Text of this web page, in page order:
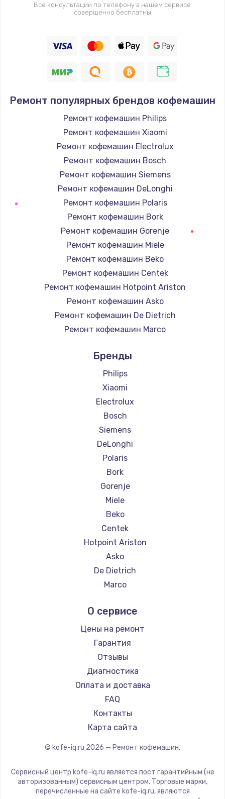
Все консультации по телефону в нашем сервисе
совершенно бесплатны
Ремонт популярных брендов кофемашин
Ремонт кофемашин Philips
Ремонт кофемашин Xiaomi
Ремонт кофемашин Electrolux
Ремонт кофемашин Bosch
Ремонт кофемашин Siemens
Ремонт кофемашин DeLonghi
Ремонт кофемашин Polaris
Ремонт кофемашин Bork
Ремонт кофемашин Gorenje
Ремонт кофемашин Miele
Ремонт кофемашин Beko
Ремонт кофемашин Centek
Ремонт кофемашин Hotpoint Ariston
Ремонт кофемашин Asko
Ремонт кофемашин De Dietrich
Ремонт кофемашин Marco
Ремонт кофемашин Jura
Ремонт кофемашин Olympia
Ремонт кофемашин Saeco
Ремонт кофемашин La Cimbali
Ремонт кофемашин WMF
Ремонт кофемашин Yamaguchi
Ремонт кофемашин Nivona
Ремонт кофемашин Astoria
Ремонт кофемашин JVC
Ремонт кофемашин Ariston
Ремонт кофемашин Grundig
Ремонт кофемашин ROCKET MOZZAFIATO
Ремонт кофемашин Vivitek
Ремонт кофемашин Thomson
Ремонт кофемашин Hisense
Ремонт кофемашин DELTA
Ремонт кофемашин Tefal
Ремонт кофемашин RED solution
Ремонт кофемашин Bravilor Bonamat
Ремонт кофемашин Vard
Ремонт кофемашин Tuvio
Ремонт кофемашин Carrera
Ремонт кофемашин Supra
Бренды
Philips
Xiaomi
Electrolux
Bosch
Siemens
DeLonghi
Polaris
Bork
Gorenje
Miele
Beko
Centek
Hotpoint Ariston
Asko
De Dietrich
Marco
Jura
Olympia
Saeco
La Cimbali
WMF
Yamaguchi
Nivona
Astoria
JVC
ROCKET MOZZAFIATO
Vivitek
Thomson
О сервисе
Цены на ремонт
Гарантия
Отзывы
Диагностика
Оплата и доставка
FAQ
Контакты
Карта сайта
© kofe-iq.ru 2026 — Ремонт кофемашин.
Сервисный центр kofe-iq.ru является пост гарантийным (не
авторизованным) сервисным центром. Торговые марки,
перечисленные на сайте kofe-iq.ru, являются